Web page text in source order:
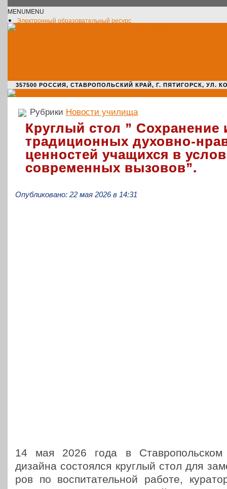
MENUMENU
Электронный образовательный ресурс
357500 РОССИЯ, СТАВРОПОЛЬСКИЙ КРАЙ, Г. ПЯТИГОРСК, УЛ.
Рубрики Новости училища
Круглый стол ” Сохранение
традиционных духовно-
ценностей учащихся в
современных вызовов”.
Опубликовано: 22 мая 2026 в 14:31
14 мая 2026 года в
дизайна состо­ял­ся круглый стол для
ров по вос­пи­та­тель­ной работе,